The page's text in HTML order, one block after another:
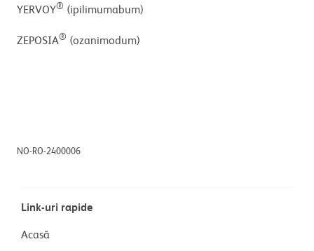
YERVOY® (ipilimumabum)
ZEPOSIA® (ozanimodum)
NO-RO-2400006
Link-uri rapide
Acasă